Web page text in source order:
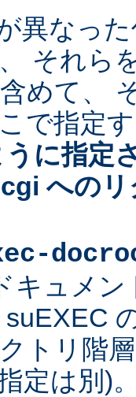
異なっ
それら
めて、
で指定
うに指定
へのリ
キュメ
トリ階
定は別)